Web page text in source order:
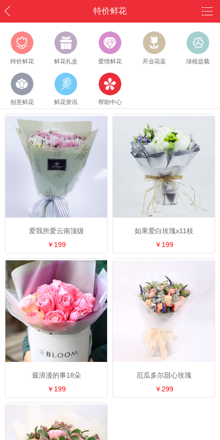
特价鲜花
特价鲜花 鲜花礼盒 爱情鲜花 开业花蓝 绿植盆载
创意鲜花 鲜花资讯 帮助中心
爱我所爱云南顶级
￥199
如果爱白玫瑰x11枝
￥199
最浪漫的事18朵
￥199
厄瓜多尔甜心玫瑰
￥299